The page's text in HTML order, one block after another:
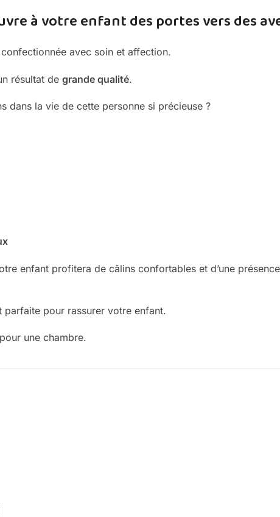
à votre enfant des portes vers des
avec soin et affection.
résultat degrande qualité.
dans la vie de cette personne si précieuse ?
enfant profitera de câlins confortables et d’une
parfaite pour rassurer votre enfant.
une chambre.